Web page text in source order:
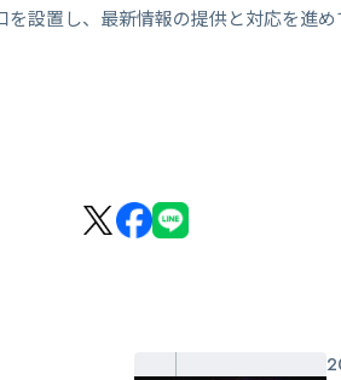
設置し、最新情報の提供と対応を進め